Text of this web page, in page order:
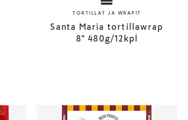
TORTILLAT JA WRAPIT
Santa Maria tortillawrap
8" 480g/12kpl